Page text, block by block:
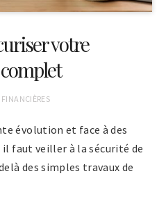
votre
évolution et face à des
faut veiller à la sécurité de
des simples travaux de